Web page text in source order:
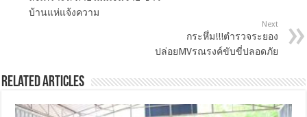
บ้านแห่แจ้งความ
Next
กระหึ่ม!!!ตำรวจระยอง
ปล่อยMVรณรงค์ขับขี่ปลอดภัย
Related Articles